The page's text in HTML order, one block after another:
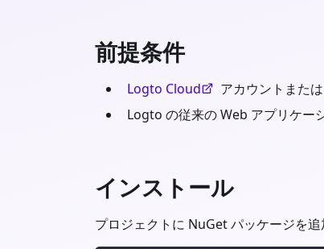
前提条件
Logto Cloud アカウントまたは
Logto の従来の Web アプリケー
インストール
プロジェクトに NuGet パッケージを追